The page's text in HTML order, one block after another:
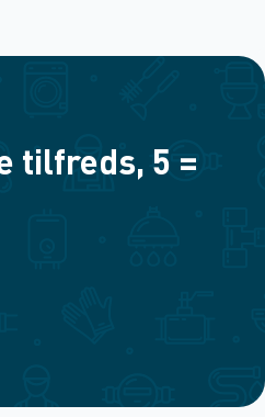
tilfreds, 5 =